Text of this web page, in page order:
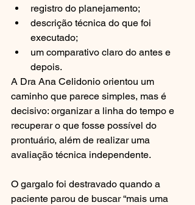
registro do planejamento;
descrição técnica do que foi
executado;
um comparativo claro do antes e
depois.
A Dra Ana Celidonio orientou um
caminho que parece simples, mas é
decisivo: organizar a linha do tempo e
recuperar o que fosse possível do
prontuário, além de realizar uma
avaliação técnica independente.
O gargalo foi destravado quando a
paciente parou de buscar “mais uma